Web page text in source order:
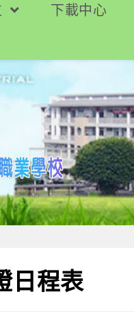
下載中心
日程表